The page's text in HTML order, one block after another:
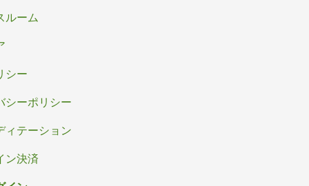
ルーム
シー
シーポリシー
ィテーション
ン決済